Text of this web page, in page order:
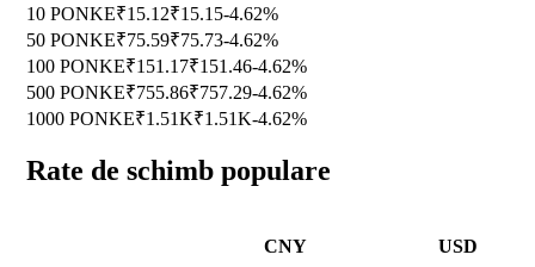
10 PONKE₹15.12₹15.15-4.62%
50 PONKE₹75.59₹75.73-4.62%
100 PONKE₹151.17₹151.46-4.62%
500 PONKE₹755.86₹757.29-4.62%
1000 PONKE₹1.51K₹1.51K-4.62%
Rate de schimb populare
CNY USD